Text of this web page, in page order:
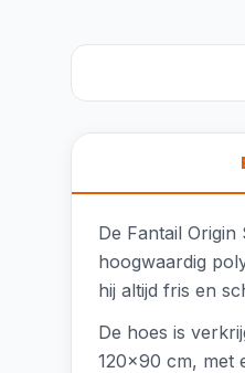
De Fantail
hoogwaardig
hij altijd fris en
De hoes is
120x90 cm, met